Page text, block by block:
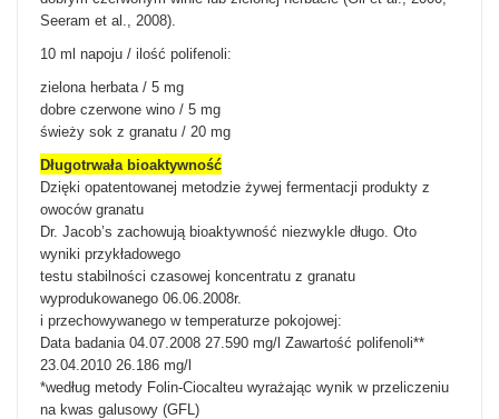
Seeram et al., 2008).
10 ml napoju / ilość polifenoli:
zielona herbata / 5 mg
dobre czerwone wino / 5 mg
świeży sok z granatu / 20 mg
Długotrwała bioaktywność
Dzięki opatentowanej metodzie żywej fermentacji produkty z
owoców granatu
Dr. Jacob’s zachowują bioaktywność niezwykle długo. Oto
wyniki przykładowego
testu stabilności czasowej koncentratu z granatu
wyprodukowanego 06.06.2008r.
i przechowywanego w temperaturze pokojowej:
Data badania 04.07.2008 27.590 mg/l Zawartość polifenoli**
23.04.2010 26.186 mg/l
*według metody Folin-Ciocalteu wyrażając wynik w przeliczeniu
na kwas galusowy (GFL)